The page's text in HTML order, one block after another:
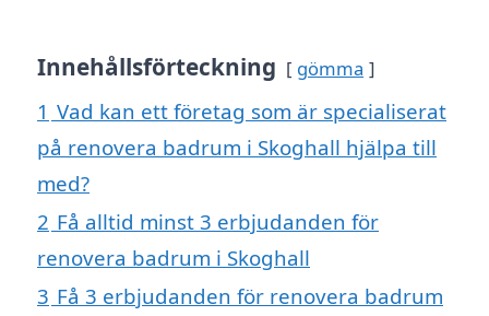
Innehållsförteckning gömma
1 Vad kan ett företag som är specialiserat
på renovera badrum i Skoghall hjälpa till
med?
2 Få alltid minst 3 erbjudanden för
renovera badrum i Skoghall
3 Få 3 erbjudanden för renovera badrum